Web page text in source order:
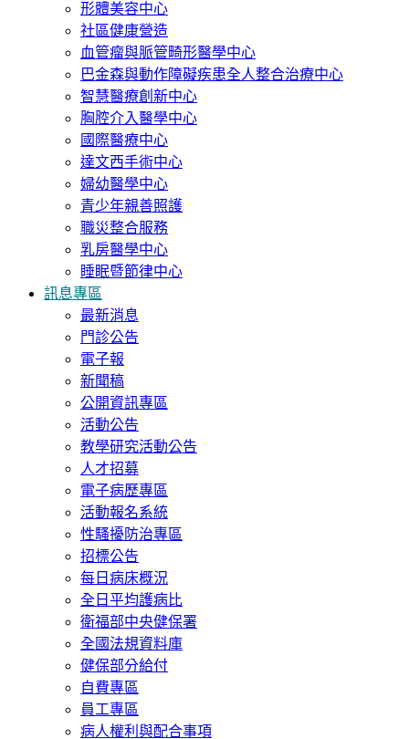
形體美容中心
社區健康營造
血管瘤與脈管畸形醫學中心
巴金森與動作障礙疾患全人整合治療中心
智慧醫療創新中心
胸腔介入醫學中心
國際醫療中心
達文西手術中心
婦幼醫學中心
青少年親善照護
職災整合服務
乳房醫學中心
睡眠暨節律中心
訊息專區
最新消息
門診公告
電子報
新聞稿
公開資訊專區
活動公告
教學研究活動公告
人才招募
電子病歷專區
活動報名系統
性騷擾防治專區
招標公告
每日病床概況
全日平均護病比
衛福部中央健保署
全國法規資料庫
健保部分給付
自費專區
員工專區
病人權利與配合事項